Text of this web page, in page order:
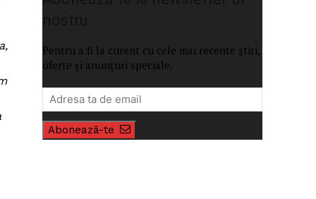
Pentru a fi la curent cu cele mai recente știri,
oferte și anunțuri speciale.
Abonează-te